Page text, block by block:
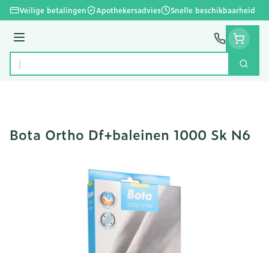
Ga naar de inhoud
Veilige betalingen Apothekersadvies Snelle beschikbaarheid
Menu
Product, merk, categorie...
Zoek
Bota Ortho Df+baleinen 1000 Sk N6